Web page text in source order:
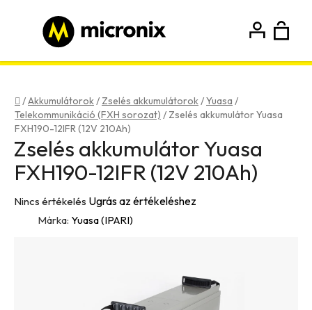
tartalomhoz
Kezdőlap
/Akkumulátorok/ Zselés akkumulátorok/Yuasa /
Telekommunikáció (FXH sorozat) / Zselés akkumulátor Yuasa
FXH190-12IFR (12V 210Ah)
Zselés akkumulátor Yuasa
FXH190-12IFR (12V 210Ah)
A
termék
Nincs értékelés Ugrás az értékeléshez
Márka: Yuasa (IPARI)